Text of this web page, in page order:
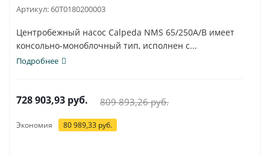
Артикул:60T0180200003
Центробежный насос Calpeda NMS 65/250A/B имеет
консольно-моноблочный тип, исполнен с...
Подробнее
728 903,93 руб. 809 893,26руб.
Экономия 80 989,33 руб.